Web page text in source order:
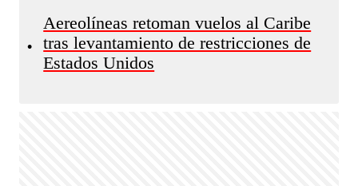
•
Aereolíneas retoman vuelos al Caribe
tras levantamiento de restricciones de
Estados Unidos